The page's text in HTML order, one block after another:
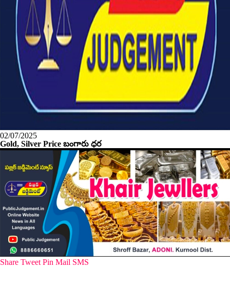
02/07/2025
Gold, Silver Price బంగారు ధర
Share Tweet Pin Mail SMS